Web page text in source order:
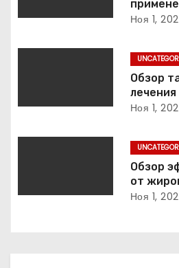
Ноя 1,
Обзор
Ноя 1,
Обзор
от
Ноя 1,